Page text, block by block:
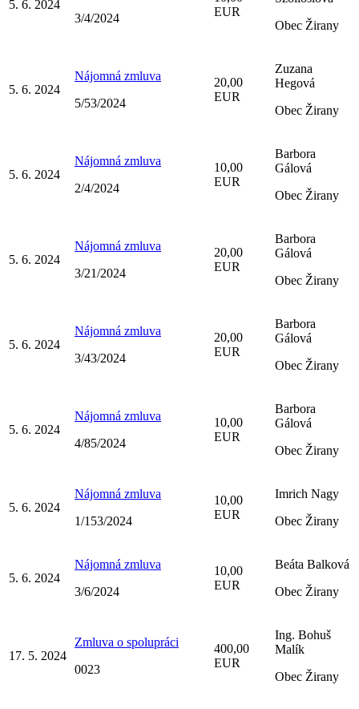
5. 6. 2024
3/4/2024
EUR
Obec Žirany
5. 6. 2024
Nájomná zmluva
5/53/2024
20,00
EUR
Zuzana
Hegová
Obec Žirany
5. 6. 2024
Nájomná zmluva
2/4/2024
10,00
EUR
Barbora
Gálová
Obec Žirany
5. 6. 2024
Nájomná zmluva
3/21/2024
20,00
EUR
Barbora
Gálová
Obec Žirany
5. 6. 2024
Nájomná zmluva
3/43/2024
20,00
EUR
Barbora
Gálová
Obec Žirany
5. 6. 2024
Nájomná zmluva
4/85/2024
10,00
EUR
Barbora
Gálová
Obec Žirany
5. 6. 2024
Nájomná zmluva
1/153/2024
10,00
EUR
Imrich Nagy
Obec Žirany
5. 6. 2024
Nájomná zmluva
3/6/2024
10,00
EUR
Beáta Balková
Obec Žirany
17. 5. 2024
Zmluva o spolupráci
0023
400,00
EUR
Ing. Bohuš
Malík
Obec Žirany